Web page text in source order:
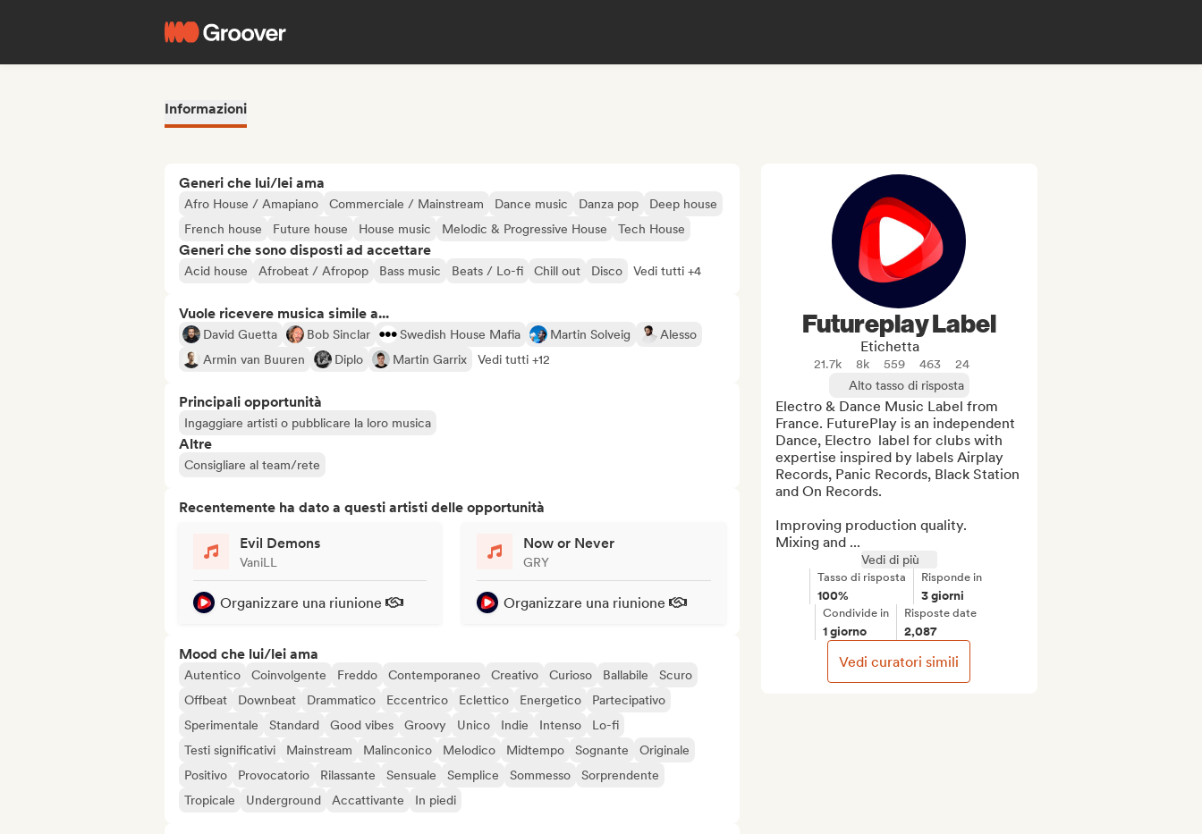
Informazioni
Generi che lui/lei ama
Afro House / Amapiano Commerciale / Mainstream Dance music Danza pop
Deep house
French house
Future house House music Melodic & Progressive House Tech House
Generi che sono disposti ad accettare
Acid house Afrobeat / Afropop Bass music Beats / Lo-fi Chill out Disco Vedi tutti +4
Vuole ricevere musica simile a...
David Guetta Bob Sinclar Swedish House Mafia Martin Solveig
Alesso
Armin van Buuren
Diplo Martin Garrix Vedi tutti +12
Principali opportunità
Ingaggiare artisti o pubblicare la loro musica
Altre
Consigliare al team/rete
Recentemente ha dato a questi artisti delle opportunità
Evil Demons
VaniLL
Organizzare una riunione
Now or Never
GRY
Organizzare una riunione
Mood che lui/lei ama
Autentico Coinvolgente Freddo Contemporaneo Creativo Curioso Ballabile
Scuro
Offbeat
Downbeat Drammatico Eccentrico Eclettico Energetico
Partecipativo
Sperimentale
Standard Good vibes Groovy Unico Indie Intenso
Lo-fi
Testi significativi
Mainstream Malinconico Melodico Midtempo Sognante
Originale
Positivo
Provocatorio Rilassante Sensuale Semplice Sommesso
Sorprendente
Tropicale
Underground Accattivante In piedi
Futureplay Label
Etichetta
21.7k 8k 559 463
24
Alto tasso di risposta
Electro & Dance Music Label from
France. FuturePlay is an independent
Dance, Electro  label for clubs with
expertise inspired by labels Airplay
Records, Panic Records, Black Station
and On Records.
Improving production quality.
Mixing and ...
Vedi di più
Tasso di risposta
100%
Risponde in
3 giorni
Condivide in
1 giorno
Risposte date
2,087
Vedi curatori simili